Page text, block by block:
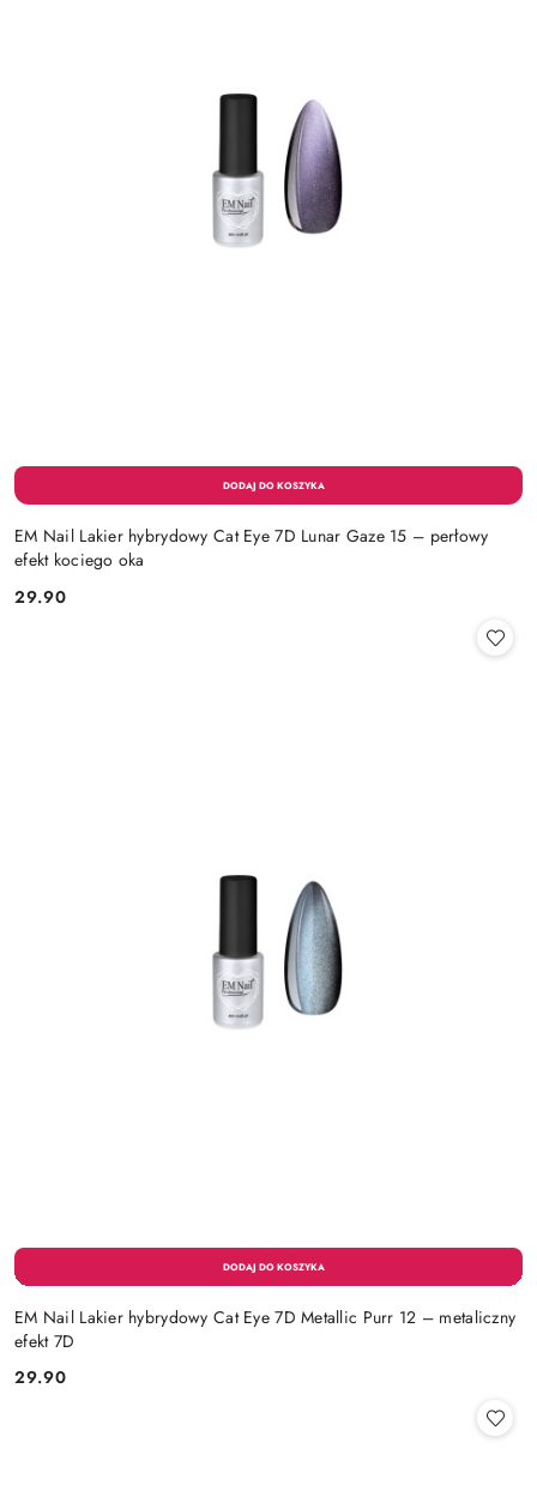
EM Nail Lakier hybrydowy Cat Eye 7D Lunar Gaze 15 – perłowy
efekt kociego oka
Cena:
29.90
EM Nail Lakier hybrydowy Cat Eye 7D Metallic Purr 12 – metaliczny
efekt 7D
Cena:
29.90